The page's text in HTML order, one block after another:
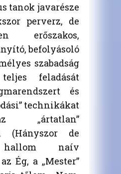
tanok javarésze
perverz, de
erőszakos,
befolyásoló
szabadság
feladását
és
technikákat
(Hányszor de
hallom naív
Ég, a „Mester”